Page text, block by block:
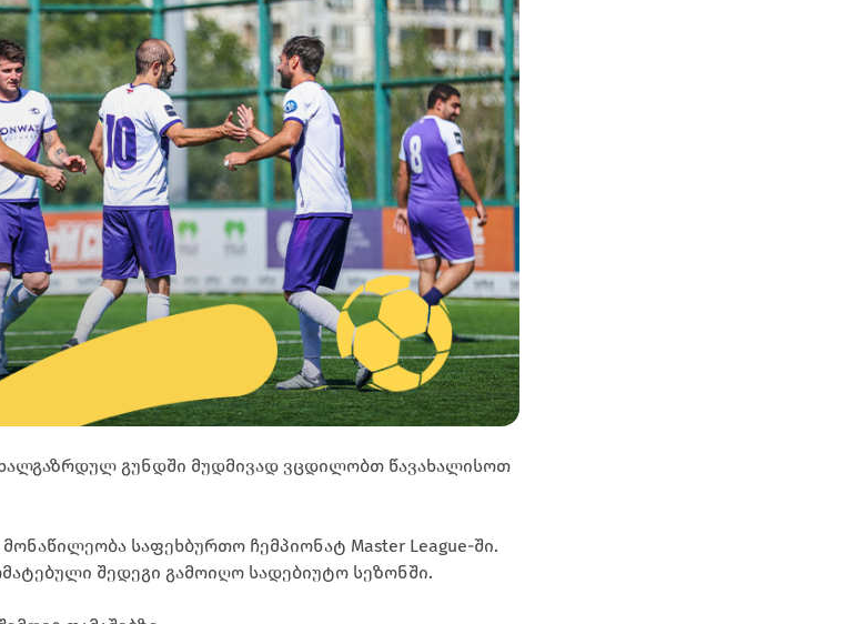
გუნდში მუდმივად ვცდილობთ წავახალისოთ
საფეხბურთო ჩემპიონატ Master League-ში.
შედეგი გამოიღო სადებიუტო სეზონში.